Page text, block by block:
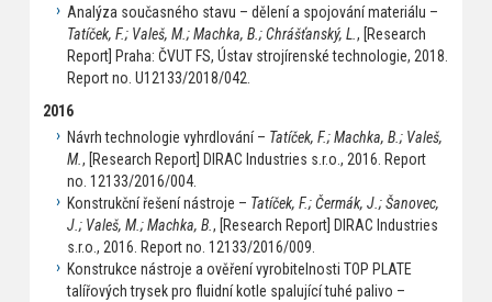
Analýza současného stavu – dělení a spojování materiálu –
Tatíček, F.; Valeš, M.; Machka, B.; Chrášťanský, L. , [Research
Report] Praha: ČVUT FS, Ústav strojírenské technologie, 2018.
Report no. U12133/2018/042.
2016
Návrh technologie vyhrdlování – Tatíček, F.; Machka, B.; Valeš,
M., [Research Report] DIRAC Industries s.r.o., 2016. Report
no. 12133/2016/004.
Konstrukční řešení nástroje – Tatíček, F.; Čermák, J.; Šanovec,
J.; Valeš, M.; Machka, B. , [Research Report] DIRAC Industries
s.r.o., 2016. Report no. 12133/2016/009.
Konstrukce nástroje a ověření vyrobitelnosti TOP PLATE
talířových trysek pro fluidní kotle spalující tuhé palivo –